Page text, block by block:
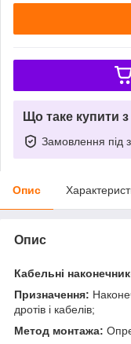
Що таке купити
Замовлення під
Опис
Опис
Кабельні
Призначення:
дротів і кабелів;
Метод монтажа: